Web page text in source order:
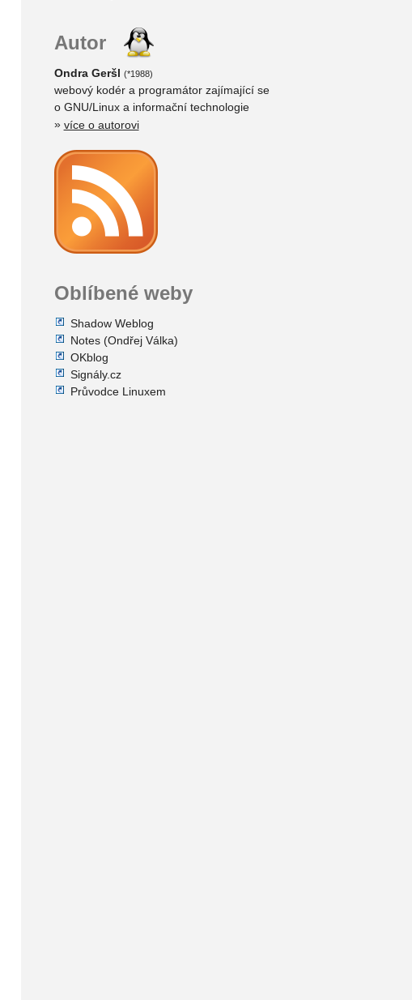
Autor
Ondra Geršl (*1988)
webový kodér a programátor zajímající se
o GNU/Linux a informační technologie
» více o autorovi
Oblíbené weby
Shadow Weblog
Notes (Ondřej Válka)
OKblog
Signály.cz
Průvodce Linuxem